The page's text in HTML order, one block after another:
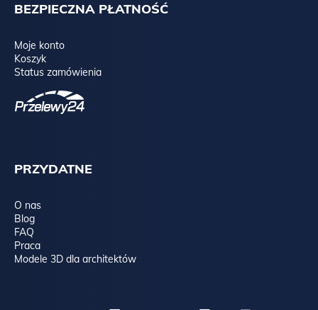
BEZPIECZNA PŁATNOŚĆ
Moje konto
Koszyk
Status zamówienia
PRZYDATNE
O nas
Blog
FAQ
Praca
Modele 3D dla architektów